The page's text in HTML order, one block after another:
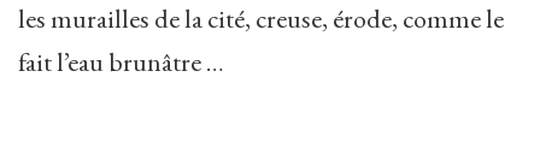
les murailles de la cité, creuse, érode, comme le
fait l’eau brunâtre …